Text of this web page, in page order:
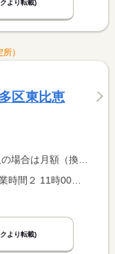
より転載)
）
区東比恵
場合は時間額を表示しています。
より転載)